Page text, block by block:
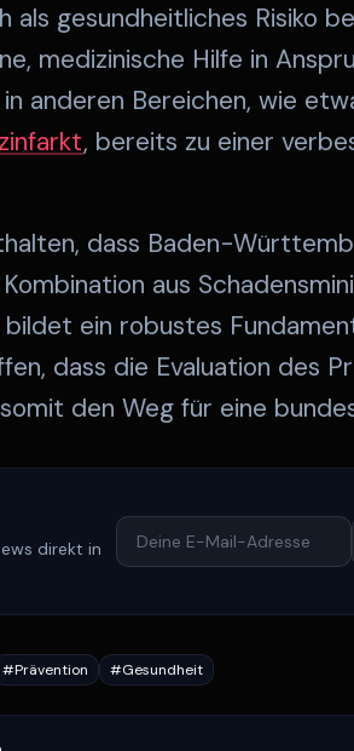
als gesundheitliches Risiko
medizinische Hilfe in
anderen Bereichen, wie
, bereits zu einer
dass Baden-
aus
ein robustes
dass die Evaluation des
den Weg für eine
direkt in
#Prävention #Gesundheit